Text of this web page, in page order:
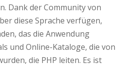
Dank der Community von
diese Sprache verfügen,
das die Anwendung
und Online-Kataloge, die von
die PHP leiten. Es ist